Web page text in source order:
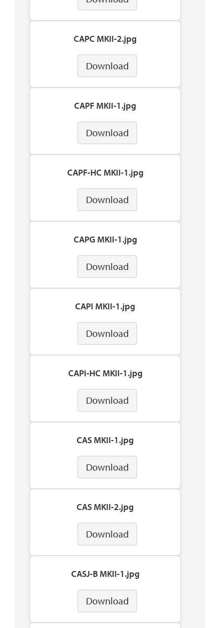
CAPC MKII-2.jpg
Download
CAPF MKII-1.jpg
Download
CAPF-HC MKII-1.jpg
Download
CAPG MKII-1.jpg
Download
CAPI MKII-1.jpg
Download
CAPI-HC MKII-1.jpg
Download
CAS MKII-1.jpg
Download
CAS MKII-2.jpg
Download
CASJ-B MKII-1.jpg
Download